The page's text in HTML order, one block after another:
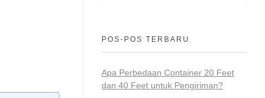
POS-POS TERBARU
Apa Perbedaan Container 20 Feet
dan 40 Feet untuk Pengiriman?